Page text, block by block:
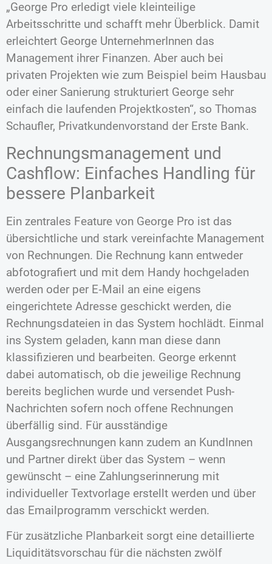
„George Pro erledigt viele kleinteilige
Arbeitsschritte und schafft mehr Überblick. Damit
erleichtert George UnternehmerInnen das
Management ihrer Finanzen. Aber auch bei
privaten Projekten wie zum Beispiel beim Hausbau
oder einer Sanierung strukturiert George sehr
einfach die laufenden Projektkosten“, so Thomas
Schaufler, Privatkundenvorstand der Erste Bank.
Rechnungsmanagement und
Cashflow: Einfaches Handling für
bessere Planbarkeit
Ein zentrales Feature von George Pro ist das
übersichtliche und stark vereinfachte Management
von Rechnungen. Die Rechnung kann entweder
abfotografiert und mit dem Handy hochgeladen
werden oder per E‑Mail an eine eigens
eingerichtete Adresse geschickt werden, die
Rechnungsdateien in das System hochlädt. Einmal
ins System geladen, kann man diese dann
klassifizieren und bearbeiten. George erkennt
dabei automatisch, ob die jeweilige Rechnung
bereits beglichen wurde und versendet Push-
Nachrichten sofern noch offene Rechnungen
überfällig sind. Für ausständige
Ausgangsrechnungen kann zudem an KundInnen
und Partner direkt über das System – wenn
gewünscht – eine Zahlungserinnerung mit
individueller Textvorlage erstellt werden und über
das Emailprogramm verschickt werden.
Für zusätzliche Planbarkeit sorgt eine detaillierte
Liquiditätsvorschau für die nächsten zwölf